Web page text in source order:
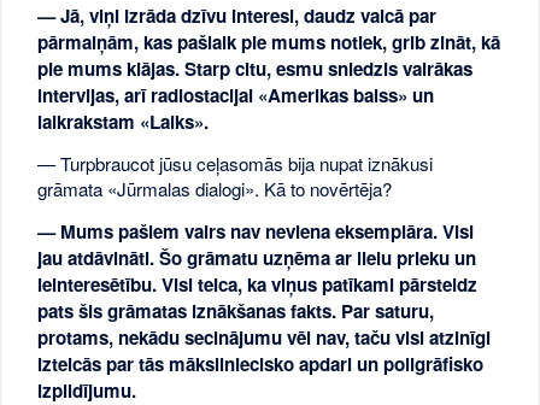
— Jā, viņi izrāda dzīvu interesi, daudz vaicā par
pārmaiņām, kas pašlaik pie mums notiek, grib zināt, kā
pie mums klājas. Starp citu, esmu sniedzis vairākas
intervijas, arī radiostacijai «Amerikas balss» un
laikrakstam «Laiks».
— Turpbraucot jūsu ceļasomās bija nupat iznākusi
grāmata «Jūrmalas dialogi». Kā to novērtēja?
— Mums pašiem vairs nav neviena eksemplāra. Visi
jau atdāvināti. Šo grāmatu uzņēma ar lielu prieku un
ieinteresētību. Visi teica, ka viņus patīkami pārsteidz
pats šis grāmatas iznākšanas fakts. Par saturu,
protams, nekādu secinājumu vēl nav, taču visi atzinīgi
izteicās par tās māksliniecisko apdari un poligrāfisko
izpildījumu.